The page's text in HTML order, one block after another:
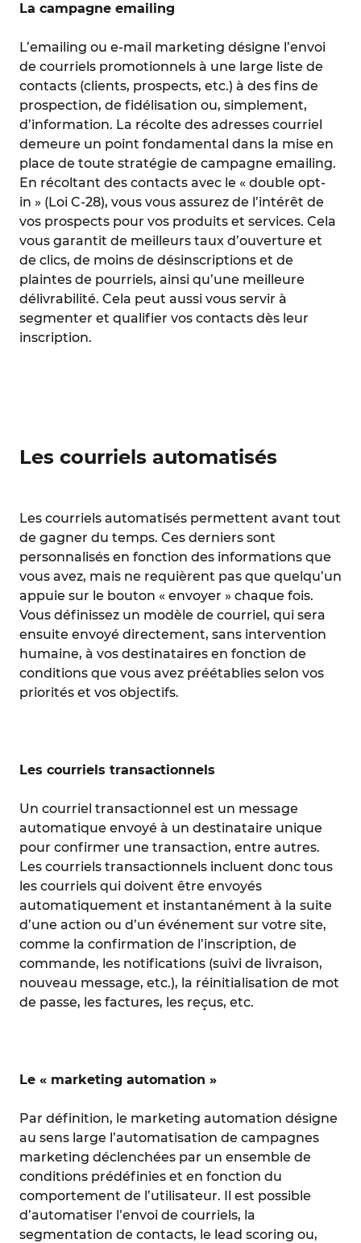
La campagne emailing
L’emailing ou e-mail marketing désigne l’envoi
de courriels promotionnels à une large liste de
contacts (clients, prospects, etc.) à des fins de
prospection, de fidélisation ou, simplement,
d’information. La récolte des adresses courriel
demeure un point fondamental dans la mise en
place de toute stratégie de campagne emailing.
En récoltant des contacts avec le « double opt-
in » (Loi C-28), vous vous assurez de l’intérêt de
vos prospects pour vos produits et services. Cela
vous garantit de meilleurs taux d’ouverture et
de clics, de moins de désinscriptions et de
plaintes de pourriels, ainsi qu’une meilleure
délivrabilité. Cela peut aussi vous servir à
segmenter et qualifier vos contacts dès leur
inscription.
Les courriels automatisés
Les courriels automatisés permettent avant tout
de gagner du temps. Ces derniers sont
personnalisés en fonction des informations que
vous avez, mais ne requièrent pas que quelqu’un
appuie sur le bouton « envoyer » chaque fois.
Vous définissez un modèle de courriel, qui sera
ensuite envoyé directement, sans intervention
humaine, à vos destinataires en fonction de
conditions que vous avez préétablies selon vos
priorités et vos objectifs.
Les courriels transactionnels
Un courriel transactionnel est un message
automatique envoyé à un destinataire unique
pour confirmer une transaction, entre autres.
Les courriels transactionnels incluent donc tous
les courriels qui doivent être envoyés
automatiquement et instantanément à la suite
d’une action ou d’un événement sur votre site,
comme la confirmation de l’inscription, de
commande, les notifications (suivi de livraison,
nouveau message, etc.), la réinitialisation de mot
de passe, les factures, les reçus, etc.
Le « marketing automation »
Par définition, le marketing automation désigne
au sens large l’automatisation de campagnes
marketing déclenchées par un ensemble de
conditions prédéfinies et en fonction du
comportement de l’utilisateur. Il est possible
d’automatiser l’envoi de courriels, la
segmentation de contacts, le lead scoring ou,